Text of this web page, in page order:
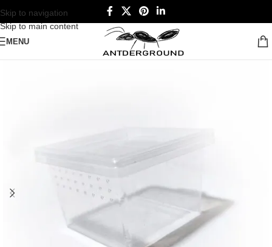
Skip to navigation
Skip to main content
MENU